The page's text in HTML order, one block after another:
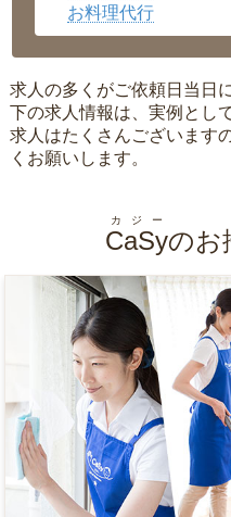
お料理代行
求人の多くがご依頼日当日
下の求人情報は、実例とし
求人はたくさんございます
くお願いします。
CaSy
カジー
のお